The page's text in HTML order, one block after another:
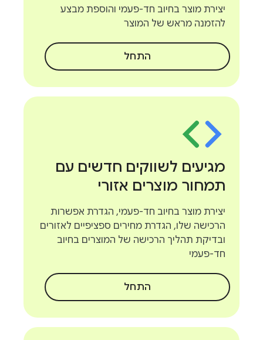
יצירת מוצר בחיוב חד-פעמי והוספת מבצע
להזמנה מראש של המוצר
התחל
מגיעים לשווקים חדשים עם
תמחור מוצרים אזורי
יצירת מוצר בחיוב חד-פעמי, הגדרת אפשרות
הרכישה שלו, הגדרת מחירים ספציפיים לאזורים
ובדיקת תהליך הרכישה של המוצרים בחיוב
חד-פעמי
התחל